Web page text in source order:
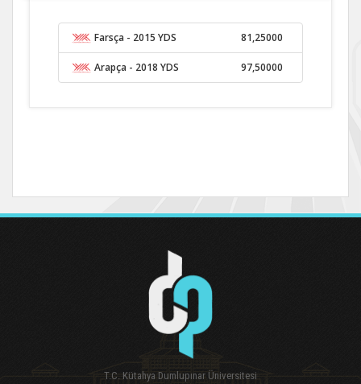
Farsça - 2015 YDS 81,25000
Arapça - 2018 YDS 97,50000
T.C. Kütahya Dumlupınar Üniversitesi